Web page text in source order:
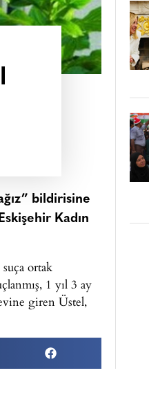
bildirisine
Kadın
ortak
1 yıl 3 ay
giren Üstel,